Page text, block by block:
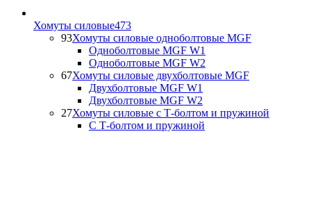
Хомуты силовые473
93Хомуты силовые одноболтовые MGF
Одноболтовые MGF W1
Одноболтовые MGF W2
67Хомуты силовые двухболтовые MGF
Двухболтовые MGF W1
Двухболтовые MGF W2
27Хомуты силовые с Т-болтом и пружиной
С Т-болтом и пружиной